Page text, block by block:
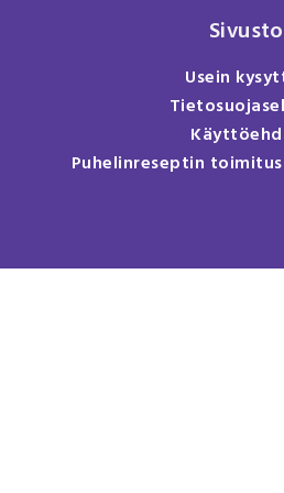
Sivusto
Usein
Puhelinreseptin